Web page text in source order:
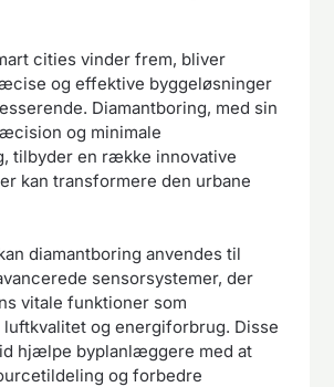
cities vinder frem, bliver
og effektive byggeløsninger
Diamantboring, med sin
og minimale
tilbyder en række innovative
kan transformere den urbane
diamantboring anvendes til
sensorsystemer, der
vitale funktioner som
og energiforbrug. Disse
hjælpe byplanlæggere med at
og forbedre